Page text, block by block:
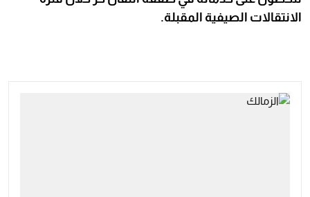
الانتقالات الصيفية المقبلة.